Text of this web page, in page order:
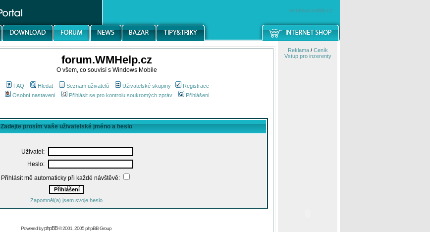
windowsmobile.cz
forum.WMHelp.cz
O všem, co souvisí s Windows Mobile
FAQ Hledat Seznam uživatelů Uživatelské skupiny
Registrace
Osobní nastavení
Přihlásit se pro kontrolu soukromých zpráv Přihlášení
Zadejte prosím vaše uživatelské jméno a heslo
Uživatel:
Heslo:
Přihlásit mě automaticky při každé návštěvě:
Zapomněl(a) jsem svoje heslo
Powered byphpBB© 2001, 2005 phpBB Group
Reklama/ Ceník
Vstup pro inzerenty